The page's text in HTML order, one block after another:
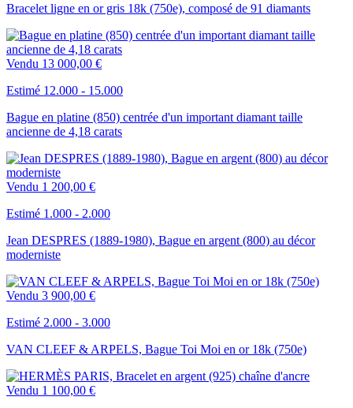
Bracelet ligne en or gris 18k (750e), composé de 91 diamants
Vendu 13 000,00 €
Estimé 12.000 - 15.000
Bague en platine (850) centrée d'un important diamant taille
ancienne de 4,18 carats
Vendu 1 200,00 €
Estimé 1.000 - 2.000
Jean DESPRES (1889-1980), Bague en argent (800) au décor
moderniste
Vendu 3 900,00 €
Estimé 2.000 - 3.000
VAN CLEEF & ARPELS, Bague Toi Moi en or 18k (750e)
Vendu 1 100,00 €